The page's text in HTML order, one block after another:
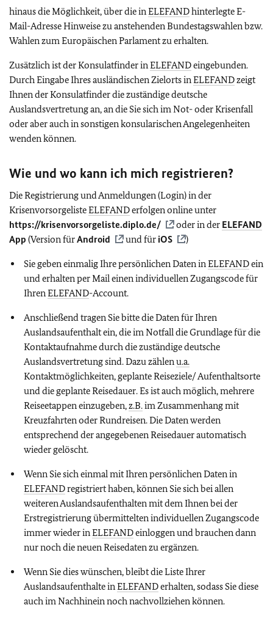
hinaus die Möglichkeit, über die inELEFANDhinterlegte E-
Mail-Adresse Hinweise zu anstehenden Bundestagswahlen bzw.
Wahlen zum Europäischen Parlament zu erhalten.
Zusätzlich ist der Konsulatfinder inELEFANDeingebunden.
Durch Eingabe Ihres ausländischen Zielorts inELEFANDzeigt
Ihnen der Konsulatfinder die zuständige deutsche
Auslandsvertretung an, an die Sie sich im Not- oder Krisenfall
oder aber auch in sonstigen konsularischen Angelegenheiten
wenden können.
Wie und wo kann ich mich registrieren?
Die Registrierung und Anmeldungen (Login) in der
KrisenvorsorgelisteELEFANDerfolgen online unter
https://krisenvorsorgeliste.diplo.de/
oder in der ELEFAND
App (Version fürAndroid und für iOS )
Sie geben einmalig Ihre persönlichen Daten inELEFANDein
und erhalten per Mail einen individuellen Zugangscode für
IhrenELEFAND-Account.
Anschließend tragen Sie bitte die Daten für Ihren
Auslandsaufenthalt ein, die im Notfall die Grundlage für die
Kontaktaufnahme durch die zuständige deutsche
Auslandsvertretung sind. Dazu zählenu.a.
Kontaktmöglichkeiten, geplante Reiseziele/ Aufenthaltsorte
und die geplante Reisedauer. Es ist auch möglich, mehrere
Reiseetappen einzugeben,z.B.im Zusammenhang mit
Kreuzfahrten oder Rundreisen. Die Daten werden
entsprechend der angegebenen Reisedauer automatisch
wieder gelöscht.
Wenn Sie sich einmal mit Ihren persönlichen Daten in
ELEFANDregistriert haben, können Sie sich bei allen
weiteren Auslandsaufenthalten mit dem Ihnen bei der
Erstregistrierung übermittelten individuellen Zugangscode
immer wieder inELEFANDeinloggen und brauchen dann
nur noch die neuen Reisedaten zu ergänzen.
Wenn Sie dies wünschen, bleibt die Liste Ihrer
Auslandsaufenthalte inELEFANDerhalten, sodass Sie diese
auch im Nachhinein noch nachvollziehen können.